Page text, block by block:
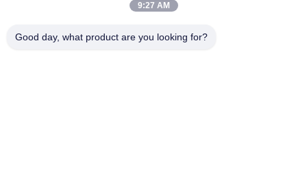
9:27 AM
Good day, what product are you looking for?